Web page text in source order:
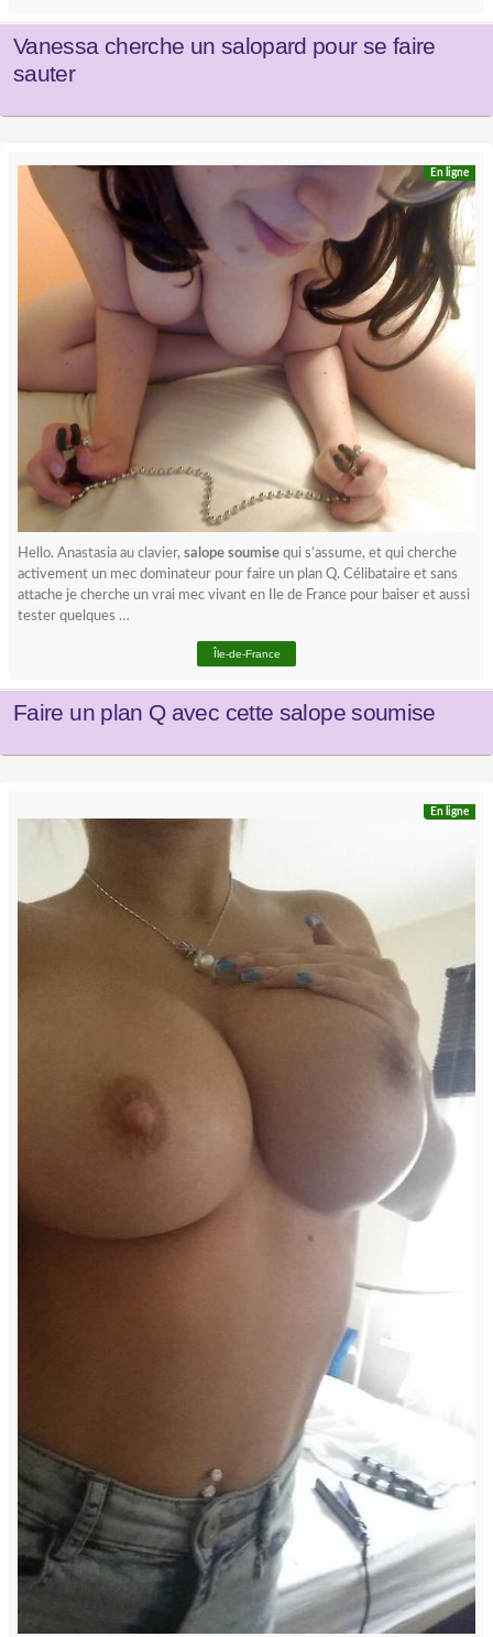
Vanessa cherche un salopard pour se faire
sauter
En ligne
Hello. Anastasia au clavier, salope soumise qui s’assume, et qui cherche
activement un mec dominateur pour faire un plan Q. Célibataire et sans
attache je cherche un vrai mec vivant en Ile de France pour baiser et aussi
tester quelques …
Île-de-France
Faire un plan Q avec cette salope soumise
En ligne